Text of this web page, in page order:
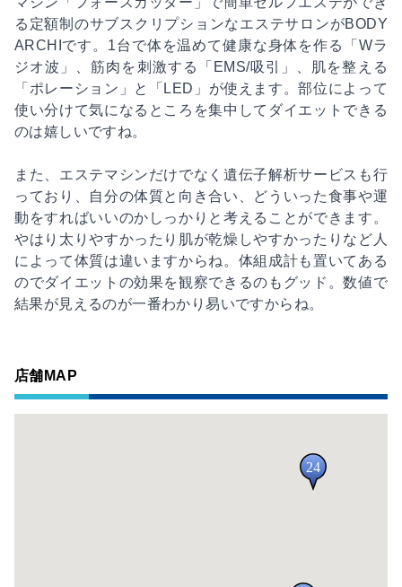
る定額制のサブスクリプションなエステサロンがBODY
ARCHIです。1台で体を温めて健康な身体を作る「Wラ
ジオ波」、筋肉を刺激する「EMS/吸引」、肌を整える
「ポレーション」と「LED」が使えます。部位によって
使い分けて気になるところを集中してダイエットできる
のは嬉しいですね。
また、エステマシンだけでなく遺伝子解析サービスも行
っており、自分の体質と向き合い、どういった食事や運
動をすればいいのかしっかりと考えることができます。
やはり太りやすかったり肌が乾燥しやすかったりなど人
によって体質は違いますからね。体組成計も置いてある
のでダイエットの効果を観察できるのもグッド。数値で
結果が見えるのが一番わかり易いですからね。
店舗MAP